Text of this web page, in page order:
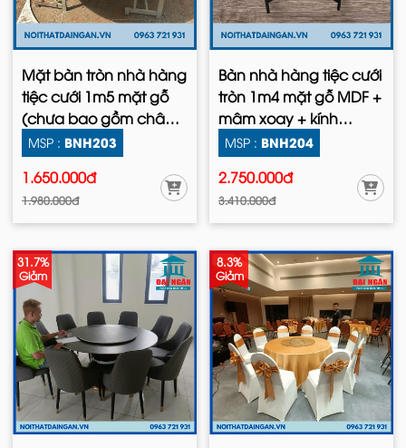
Mặt bàn tròn nhà hàng
tiệc cưới 1m5 mặt gỗ
(chưa bao gồm chân
bàn)
MSP : BNH203
1.650.000đ
1.980.000đ
Bàn nhà hàng tiệc cưới
tròn 1m4 mặt gỗ MDF +
mâm xoay + kính
cường lực + chân sắt
MSP : BNH204
2.750.000đ
3.410.000đ
31.7%
Giảm
8.3%
Giảm